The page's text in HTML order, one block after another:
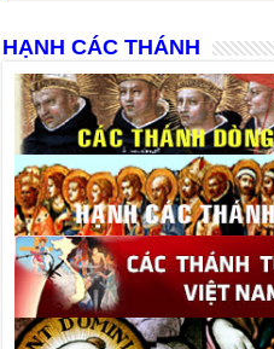
HẠNH CÁC THÁNH